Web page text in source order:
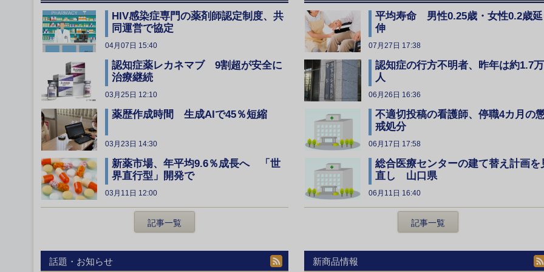
HIV感染症専門の薬剤師認定制度、共
同運営で協定
04月07日 15:40
認知症薬レカネマブ 9割超が安全に
治療継続
03月25日 12:10
薬歴作成時間 生成AIで45％短縮
03月23日 14:30
新薬市場、年平均9.6％成長へ 「世
界直行型」開発で
03月11日 12:00
記事一覧
平均寿命 男性0.25歳・女性0.2歳延
伸
07月27日 17:38
認知症の行方不明者、昨年は約1.7万
人
06月26日 16:36
不適切投稿の看護師、停職4カ月の
戒処分
06月17日 17:58
総合医療センターの建て替え計画を
直し 山口県
06月11日 16:40
記事一覧
話題・お知らせ 新商品情報